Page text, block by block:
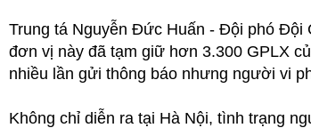
Trung tá Nguyễn Đức Huấn - Đội phó Đội
đơn vị này đã tạm giữ hơn 3.300 GPLX
nhiều lần gửi thông báo nhưng người vi
Không chỉ diễn ra tại Hà Nội, tình trạng